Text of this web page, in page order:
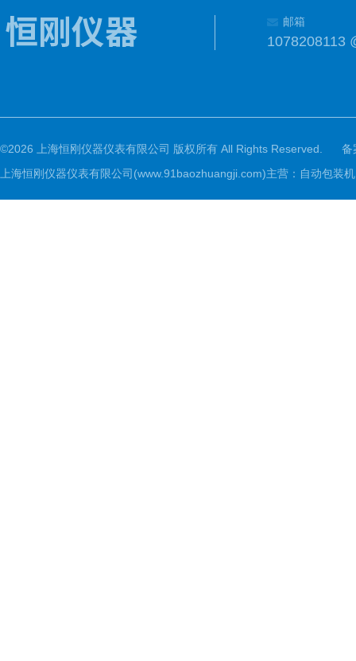
邮箱
1078208113
©2026 上海恒刚仪器仪表有限公司 版权所有 All Rights Reserved.
备
上海恒刚仪器仪表有限公司(www.91baozhuangji.com)主营：自动包